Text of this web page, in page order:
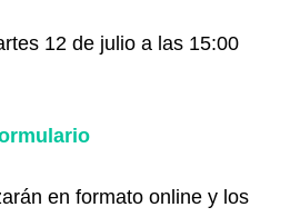
12 de julio a las 15:00
en formato online y los